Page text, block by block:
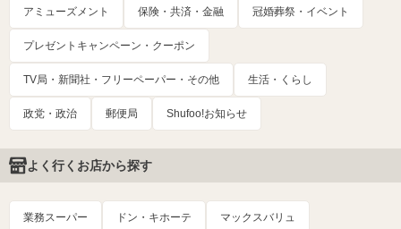
アミューズメント 保険・共済・金融 冠婚葬祭・イベント
プレゼントキャンペーン・クーポン
TV局・新聞社・フリーペーパー・その他 生活・くらし
政党・政治 郵便局 Shufoo!お知らせ
よく行くお店から探す
業務スーパー ドン・キホーテ マックスバリュ